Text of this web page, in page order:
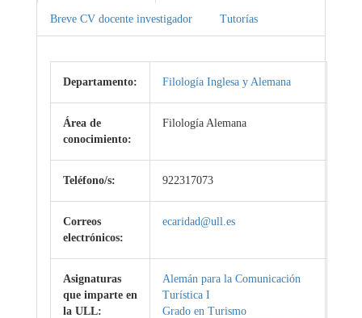
Breve CV docente investigador Tutorías
Departamento: Filología Inglesa y Alemana
Área de
conocimiento:
Filología Alemana
Teléfono/s: 922317073
Correos
electrónicos:
ecaridad@ull.es
Asignaturas
que imparte en
la ULL:
Alemán para la Comunicación
Turística I
Grado en Turismo